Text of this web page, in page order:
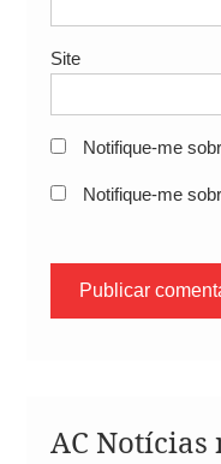
Site
Notifique-me
Notifique-me
AC Notícias